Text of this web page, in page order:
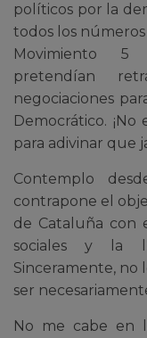
políticos por la
todos los
Movimiento 5
pretendían
negociaciones
Democrático.
para adivinar que
Contemplo
contrapone el
de Cataluña con
sociales y la
Sinceramente, no
ser
No me cabe en